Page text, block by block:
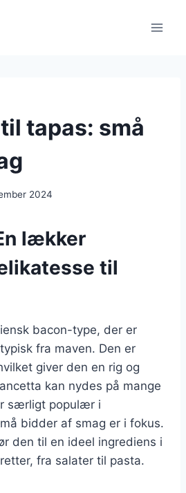
tapas: små
2024
lækker
til
bacon-type, der er
fra maven. Den er
giver den en rig og
kan nydes på mange
særligt populær i
bidder af smag er i fokus.
den til en ideel ingrediens i
fra salater til pasta.